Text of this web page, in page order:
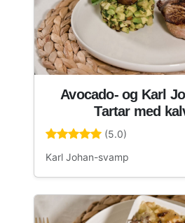
Avocado- og Karl
Tartar med
(5.0)
Karl Johan-svamp